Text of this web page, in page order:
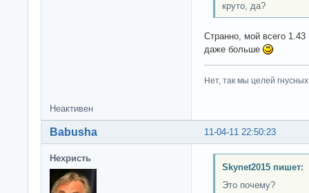
круто, да?
Странно, мой всего
даже больше
Нет, так мы целей
Неактивен
11-04-11 22:50:23
Babusha
Нехристь
Skynet2015 пишет:
Это почему?